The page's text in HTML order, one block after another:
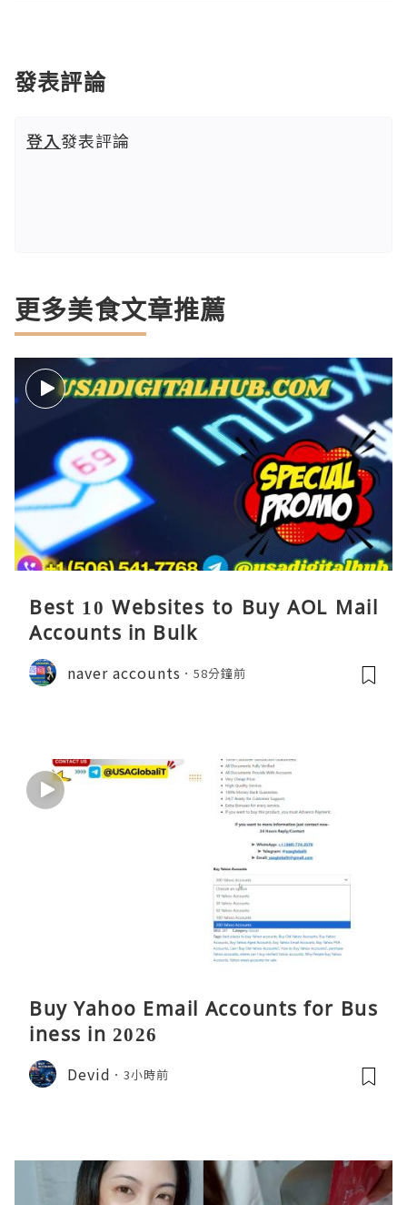
發表評論
登入發表評論
更多美食文章推薦
Best 10 Websites to Buy AOL Mail
Accounts in Bulk
naver accounts 58分鐘前
Buy Yahoo Email Accounts for Bus
iness in 2026
Devid 3小時前